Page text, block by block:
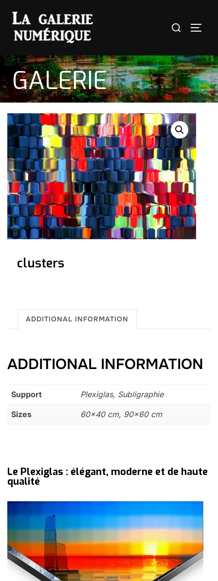
GALERIE
clusters
ADDITIONAL INFORMATION
ADDITIONAL INFORMATION
Support Plexiglas, Subligraphie
Sizes 60×40 cm, 90×60 cm
Le Plexiglas : élégant, moderne et de haute
qualité